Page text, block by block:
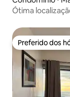
Ótima
Preferido dos
Preferido dos